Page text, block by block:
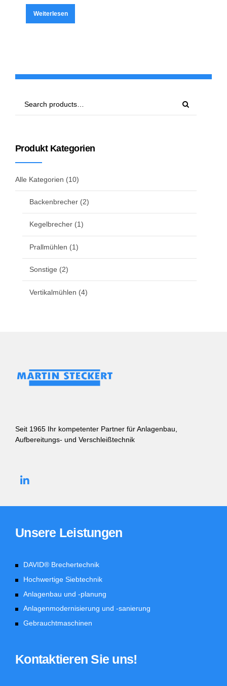
Weiterlesen
Produkt Kategorien
Alle Kategorien (10)
Backenbrecher (2)
Kegelbrecher (1)
Prallmühlen (1)
Sonstige (2)
Vertikalmühlen (4)
Seit 1965 Ihr kompetenter Partner für Anlagenbau,
Aufbereitungs- und Verschleißtechnik
Unsere Leistungen
DAVID® Brechertechnik
Hochwertige Siebtechnik
Anlagenbau und -planung
Anlagenmodernisierung und -sanierung
Gebrauchtmaschinen
Kontaktieren Sie uns!